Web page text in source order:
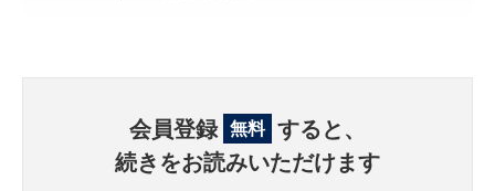
会員登録 無料 すると、
続きをお読みいただけます